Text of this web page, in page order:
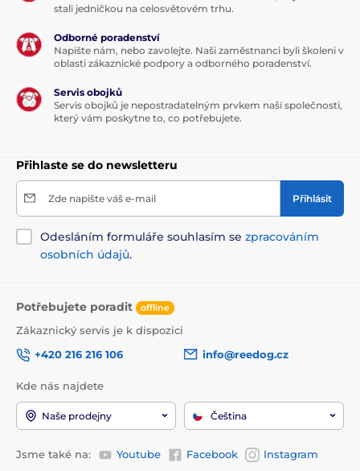
stali jedničkou na celosvětovém trhu.
Odborné poradenství
Napište nám, nebo zavolejte. Naši zaměstnanci byli školeni v
oblasti zákaznické podpory a odborného poradenství.
Servis obojků
Servis obojků je nepostradatelným prvkem naší společnosti,
který vám poskytne to, co potřebujete.
Přihlaste se do newsletteru
Zde napište váš e-mail Přihlásit
Odesláním formuláře souhlasím se zpracováním
osobních údajů.
Potřebujete poradit offline
Zákaznický servis je k dispozici
+420 216 216 106
info@reedog.cz
Kde nás najdete
Naše prodejny Čeština
Jsme také na: Youtube Facebook Instagram